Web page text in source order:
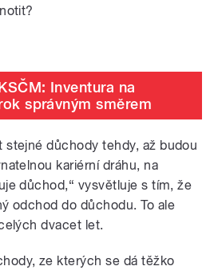
Inventura na
správným směrem
stejné důchody tehdy, až budou
kariérní dráhu, na
důchod,“ vysvětluje s tím, že
odchod do důchodu. To ale
dvacet let.
ze kterých se dá těžko